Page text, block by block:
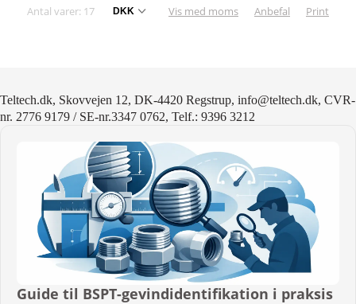
Antal varer: 17 Vis med moms Anbefal Print
Teltech.dk, Skovvejen 12, DK-4420 Regstrup, info@teltech.dk, CVR-
nr. 2776 9179 / SE-nr.3347 0762, Telf.: 9396 3212
Guide til BSPT-gevindidentifikation i praksis